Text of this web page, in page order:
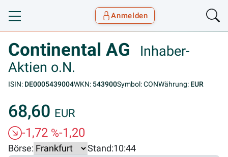
Toggle navigation
Anmelden
Continental AG
Inhaber-
Aktien o.N.
ISIN: DE0005439004WKN: 543900Symbol: CONWährung: EUR
68,60 EUR
-1,72 %-1,20
Börse: Stand:10:44